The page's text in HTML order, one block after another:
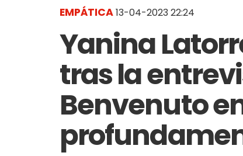
EMPÁTICA13-04-2023 22:24
Yanina
tras la
Benvenuto